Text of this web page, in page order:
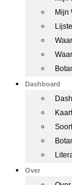
Mijn
Dashboard
Over